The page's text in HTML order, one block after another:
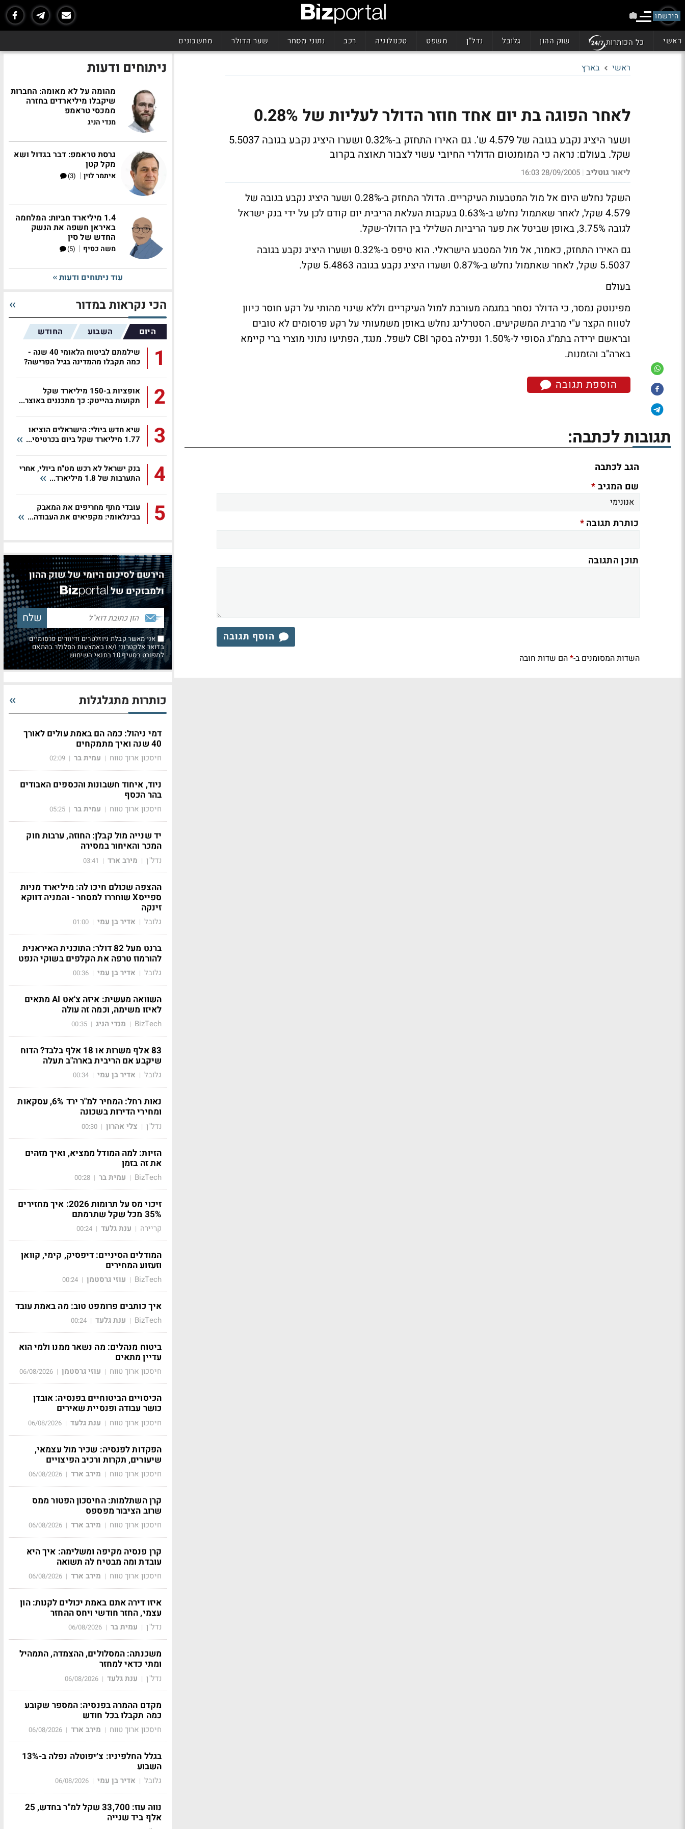
הירשמו
ראשי כל הכותרות שוק ההון גלובל נדל"ן משפט טכנולוגיה רכב נתוני מסחר שער הדולר מחשבונים
ראשי בארץ
לאחר הפוגה בת יום אחד חוזר הדולר לעליות של 0.28%
ושער היציג נקבע בגובה של 4.579 ש'. גם האירו התחזק ב-0.32% ושערו היציג נקבע בגובה 5.5037
שקל. בעולם: נראה כי המומנטום הדולרי החיובי עשוי לצבור תאוצה בקרוב
ליאור גוטליב |
28/09/2005 16:03
השקל נחלש היום אל מול המטבעות העיקריים. הדולר התחזק ב-0.28% ושער היציג נקבע בגובה של
4.579 שקל, לאחר שאתמול נחלש ב-0.63% בעקבות העלאת הריבית יום קודם לכן על ידי בנק ישראל
לגובה 3.75%, באופן שביטל את פער הריביות השלילי בין הדולר-שקל.
גם האירו התחזק, כאמור, אל מול המטבע הישראלי. הוא טיפס ב-0.32% ושערו היציג נקבע בגובה
5.5037 שקל, לאחר שאתמול נחלש ב-0.87% ושערו היציג נקבע בגובה 5.4863 שקל.
בעולם
מפינוטק נמסר, כי הדולר נסחר במגמה מעורבת למול העיקריים וללא שינוי מהותי על רקע חוסר כיוון
לטווח הקצר ע"י מרבית המשקיעים. הסטרלינג נחלש באופן משמעותי על רקע פרסומים לא טובים
ובראשם ירידה בתמ"ג הסופי ל-1.50% ונפילה בסקר CBI לשפל. מנגד, הפתיעו נתוני מוצרי ברי קיימא
בארה"ב והזמנות.
הוספת תגובה
תגובות לכתבה:
הגב לכתבה
שם המגיב*
כותרת תגובה*
תוכן התגובה
הוסף תגובה
השדות המסומנים ב-*הם שדות חובה
ניתוחים ודעות
מהומה על לא מאומה: החברות
שיקבלו מיליארדים בחזרה
ממכסי טראמפ
מנדי הניג
גרסת טראמפ: דבר בגדול ושא
מקל קטן
איתמר לוין |
(3)
1.4 מיליארד חביות: המלחמה
באיראן חשפה את הנשק
החדש של סין
משה כסיף |
(5)
עוד ניתוחים ודעות
הכי נקראות במדור
היום השבוע החודש
1
שילמתם לביטוח הלאומי 40 שנה -
כמה תקבלו מהמדינה בגיל הפרישה?
2
אופציות ב-150 מיליארד שקל
תקועות בהייטק: כך מתכננים באוצר...
3
שיא חדש ביולי: הישראלים הוציאו
1.77 מיליארד שקל ביום בכרטיסי...
4
בנק ישראל לא רכש מט"ח ביולי, אחרי
התערבות של 1.8 מיליארד...
5
עובדי מתף מחריפים את המאבק
בבינלאומי: מקפיאים את העבודה...
הירשם לסיכום היומי של שוק ההון
ולמבזקים של
אני מאשר קבלת ניוזלטרים ודיוורים פרסומיים
בדואר אלקטרוני ו/או באמצעות הסלולר בהתאם
למפורט בסעיף 10 בתנאי השימוש
כותרות מתגלגלות
דמי ניהול: כמה הם באמת עולים לאורך
40 שנה ואיך מתמקחים
חיסכון ארוך טווח | עמית בר |
02:09
ניוד, איחוד חשבונות והכספים האבודים
בהר הכסף
חיסכון ארוך טווח | עמית בר |
05:25
יד שנייה מול קבלן: החוזה, ערבות חוק
המכר והאיחור במסירה
נדל"ן | מירב ארד |
03:41
ההצפה שכולם חיכו לה: מיליארד מניות
ספייסX שוחררו למסחר - והמניה דווקא
זינקה
גלובל | אדיר בן עמי |
01:00
ברנט מעל 82 דולר: התוכנית האיראנית
להורמוז טרפה את הקלפים בשוקי הנפט
גלובל | אדיר בן עמי |
00:36
השוואה מעשית: איזה צ'אט AI מתאים
לאיזו משימה, וכמה זה עולה
BizTech
| מנדי הניג |
00:35
83 אלף משרות או 18 אלף בלבד? הדוח
שיקבע אם הריבית בארה"ב תעלה
גלובל | אדיר בן עמי |
00:34
נאות רחל: המחיר למ"ר ירד 6%, עסקאות
ומחירי הדירות בשכונה
נדל"ן | צלי אהרון |
00:30
הזיות: למה המודל ממציא, ואיך מזהים
את זה בזמן
BizTech
| עמית בר |
00:28
זיכוי מס על תרומות 2026: איך מחזירים
35% מכל שקל שתרמתם
קריירה | ענת גלעד |
00:24
המודלים הסיניים: דיפסיק, קימי, קוואן
וזעזוע המחירים
BizTech
| עוזי גרסטמן |
00:24
איך כותבים פרומפט טוב: מה באמת עובד
BizTech
| ענת גלעד |
00:24
ביטוח מנהלים: מה נשאר ממנו ולמי הוא
עדיין מתאים
חיסכון ארוך טווח | עוזי גרסטמן |
06/08/2026
הכיסויים הביטוחיים בפנסיה: אובדן
כושר עבודה ופנסיית שאירים
חיסכון ארוך טווח | ענת גלעד |
06/08/2026
הפקדות לפנסיה: שכיר מול עצמאי,
שיעורים, תקרות ורכיב הפיצויים
חיסכון ארוך טווח | מירב ארד |
06/08/2026
קרן השתלמות: החיסכון הפטור ממס
שרוב הציבור מפספס
חיסכון ארוך טווח | מירב ארד |
06/08/2026
קרן פנסיה מקיפה ומשלימה: איך היא
עובדת ומה מבטיח לה תשואה
חיסכון ארוך טווח | מירב ארד |
06/08/2026
איזו דירה אתם באמת יכולים לקנות: הון
עצמי, החזר חודשי ויחס ההחזר
נדל"ן | עמית בר |
06/08/2026
משכנתה: המסלולים, ההצמדה, התמהיל
ומתי כדאי למחזר
נדל"ן | ענת גלעד |
06/08/2026
מקדם ההמרה בפנסיה: המספר שקובע
כמה תקבלו בכל חודש
חיסכון ארוך טווח | מירב ארד |
06/08/2026
בגלל החלפיניו: צ׳יפוטלה נפלה ב-13%
השבוע
גלובל | אדיר בן עמי |
06/08/2026
נווה עוז: 33,700 שקל למ"ר בחדש, 25
אלף ביד שנייה